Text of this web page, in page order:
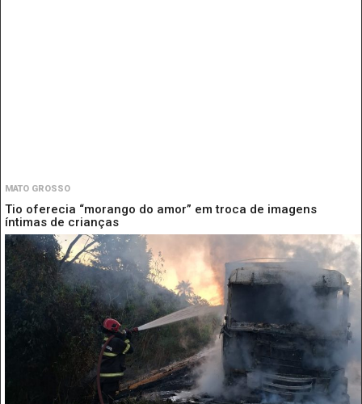
MATO GROSSO
Tio oferecia “morango do amor” em troca de imagens
íntimas de crianças